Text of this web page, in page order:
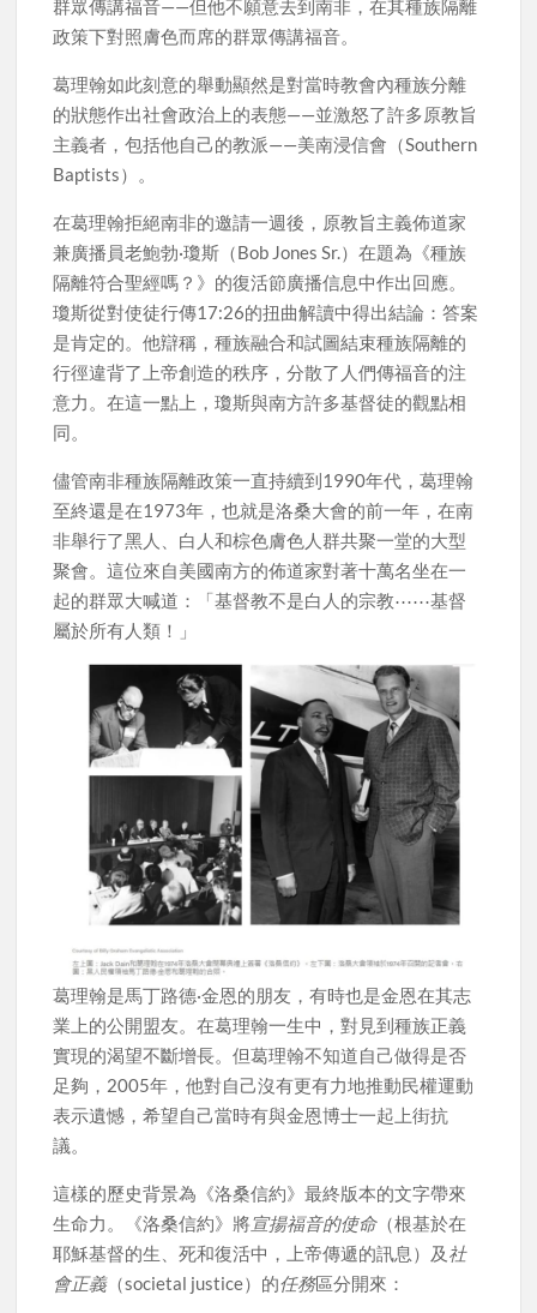
群眾傳講福音——但他不願意去到南非，在其種族隔離
政策下對照膚色而席的群眾傳講福音。
葛理翰如此刻意的舉動顯然是對當時教會內種族分離
的狀態作出社會政治上的表態——並激怒了許多原教旨
主義者，包括他自己的教派——美南浸信會（Southern
Baptists）。
在葛理翰拒絕南非的邀請一週後，原教旨主義佈道家
兼廣播員老鮑勃·瓊斯（Bob Jones Sr.）在題為《種族
隔離符合聖經嗎？》的復活節廣播信息中作出回應。
瓊斯從對使徒行傳17:26的扭曲解讀中得出結論：答案
是肯定的。他辯稱，種族融合和試圖結束種族隔離的
行徑違背了上帝創造的秩序，分散了人們傳福音的注
意力。在這一點上，瓊斯與南方許多基督徒的觀點相
同。
儘管南非種族隔離政策一直持續到1990年代，葛理翰
至終還是在1973年，也就是洛桑大會的前一年，在南
非舉行了黑人、白人和棕色膚色人群共聚一堂的大型
聚會。這位來自美國南方的佈道家對著十萬名坐在一
起的群眾大喊道：「基督教不是白人的宗教⋯⋯基督
屬於所有人類！」
葛理翰是馬丁路德·金恩的朋友，有時也是金恩在其志
業上的公開盟友。在葛理翰一生中，對見到種族正義
實現的渴望不斷增長。但葛理翰不知道自己做得是否
足夠，2005年，他對自己沒有更有力地推動民權運動
表示遺憾，希望自己當時有與金恩博士一起上街抗
議。
這樣的歷史背景為《洛桑信約》最終版本的文字帶來
生命力。《洛桑信約》將宣揚福音的使命（根基於在
耶穌基督的生、死和復活中，上帝傳遞的訊息）及 社
會正義（societal justice）的任務區分開來：